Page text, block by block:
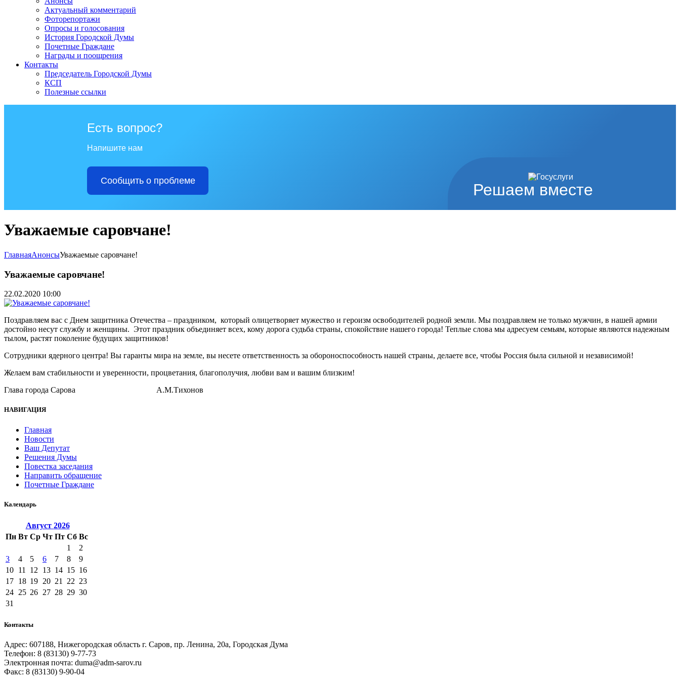
Актуальный комментарий
Фоторепортажи
Опросы и голосования
История Городской Думы
Почетные Граждане
Награды и поощрения
Контакты
Председатель Городской Думы
КСП
Полезные ссылки
Решаем вместе
Есть вопрос?
Напишите нам
Сообщить о проблеме
Уважаемые саровчане!
ГлавнаяАнонсыУважаемые саровчане!
Уважаемые саровчане!
22.02.2020 10:00
Поздравляем вас с Днем защитника Отечества – праздником, который олицетворяет мужество и героизм освободителей родной земли. Мы поздравляем не только мужчин, в нашей армии
достойно несут службу и женщины. Этот праздник объединяет всех, кому дорога судьба страны, спокойствие нашего города! Теплые слова мы адресуем семьям, которые являются надежным
тылом, растят поколение будущих защитников!
Сотрудники ядерного центра! Вы гаранты мира на земле, вы несете ответственность за обороноспособность нашей страны, делаете все, чтобы Россия была сильной и независимой!
Желаем вам стабильности и уверенности, процветания, благополучия, любви вам и вашим близким!
Глава города Сарова А.М.Тихонов
НАВИГАЦИЯ
Главная
Новости
Ваш Депутат
Решения Думы
Повестка заседания
Направить обращение
Почетные Граждане
Календарь
Август 2026
Пн Вт Ср Чт Пт Сб Вс
1
2
3
4 5 6 7 8
9
10 11 12 13 14 15 16
17 18 19 20 21 22 23
24 25 26 27 28 29 30
31
Контакты
Адрес: 607188, Нижегородская область г. Саров, пр. Ленина, 20а, Городская Дума
Телефон: 8 (83130) 9-77-73
Электронная почта: duma@adm-sarov.ru
Факс: 8 (83130) 9-90-04